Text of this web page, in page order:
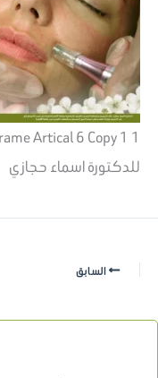
للدكتورة اسماء حجازي
السابق